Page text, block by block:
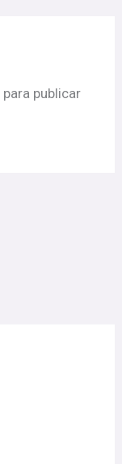
para publicar